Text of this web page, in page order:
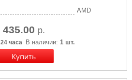
AMD
435.00 р.
24 часа В наличии: 1 шт.